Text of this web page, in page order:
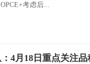
考虑后...
4月18日重点关注品